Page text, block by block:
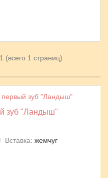
(всего 1 страниц)
зуб "Ландыш"
Вставка: жемчуг